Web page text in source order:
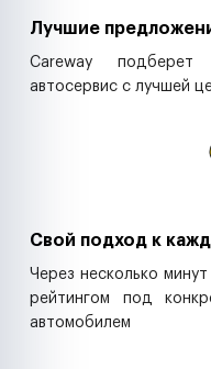
Лучшие
Careway подберет
автосервис с лучшей
Свой подход к
Через несколько
рейтингом под
автомобилем